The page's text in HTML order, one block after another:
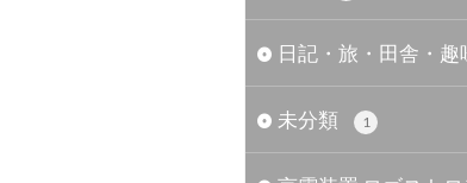
日記・旅・田舎・趣
未分類 1